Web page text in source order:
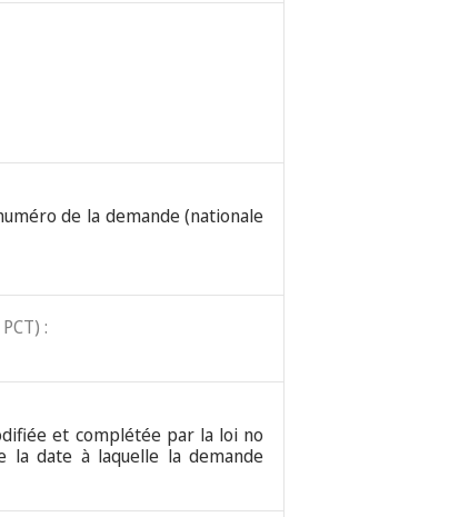
de la demande (nationale
:
et complétée par la loi no
date à laquelle la demande